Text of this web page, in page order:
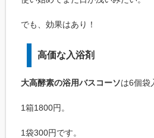
でも、効果はあり！
高価な入浴剤
大高酵素の浴用バスコーソは6個袋
1箱1800円。
1袋300円です。